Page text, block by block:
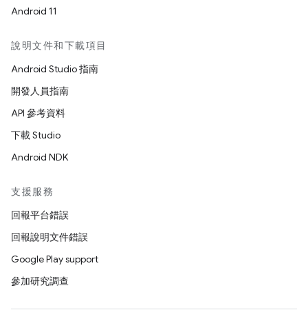
Android 11
說明文件和下載項目
Android Studio 指南
開發人員指南
API 參考資料
下載 Studio
Android NDK
支援服務
回報平台錯誤
回報說明文件錯誤
Google Play support
參加研究調查